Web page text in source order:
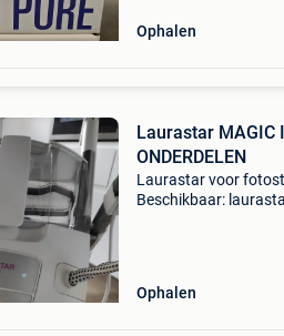
Ophalen
Laurastar MAGIC
ONDERDELEN
Laurastar voor
Beschikbaar:
Ophalen